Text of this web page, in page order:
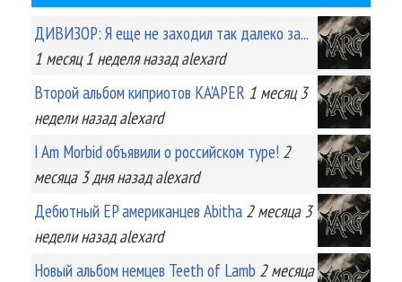
ДИВИЗОР: Я еще не заходил так далеко за...
1 месяц 1 неделяназад alexard
Второй альбом киприотов KA'APER 1 месяц 3
неделиназад alexard
I Am Morbid объявили о российском туре! 2
месяца 3 дняназад alexard
Дебютный EP американцев Abitha 2 месяца 3
неделиназад alexard
Новый альбом немцев Teeth of Lamb 2 месяца